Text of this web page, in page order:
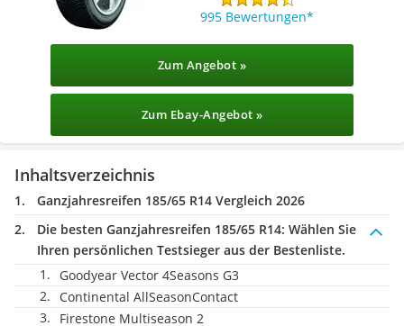
995 Bewertungen
Zum Angebot »
Zum Ebay-Angebot »
Inhaltsverzeichnis
Ganzjahresreifen 185/65 R14 Vergleich 2026
Die besten Ganzjahresreifen 185/65 R14: Wählen Sie
Ihren persönlichen Testsieger aus der Bestenliste.
Goodyear Vector 4Seasons G3
Continental AllSeasonContact
Firestone Multiseason 2